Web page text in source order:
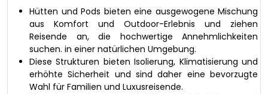
Hütten und Pods bieten eine ausgewogene Mischung
aus Komfort und Outdoor-Erlebnis und ziehen
Reisende an, die hochwertige Annehmlichkeiten
suchen. in einer natürlichen Umgebung.
Diese Strukturen bieten Isolierung, Klimatisierung und
erhöhte Sicherheit und sind daher eine bevorzugte
Wahl für Familien und Luxusreisende.